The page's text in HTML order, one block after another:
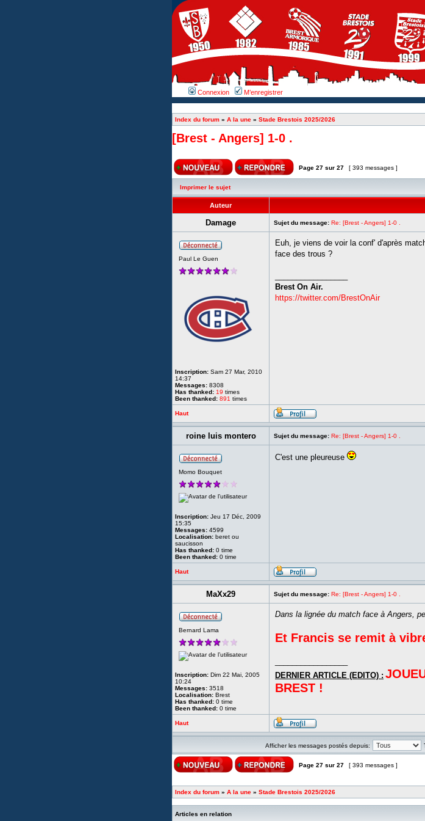
Connexion M’enregistrer
Index du forum » A la une » Stade Brestois 2025/2026
[Brest - Angers] 1-0 .
Page 27 sur 27 [ 393 messages ]
Imprimer le sujet
Auteur
Damage Sujet du message: Re: [Brest - Angers] 1-0 .
Paul Le Guen
Inscription: Sam 27 Mar, 2010
14:37
Messages: 8308
Has thanked: 19 times
Been thanked: 891 times
Euh, je viens de voir la conf' d'après
face des trous ?
Brest On Air.
https://twitter.com/BrestOnAir
Haut
roine luis montero Sujet du message: Re: [Brest - Angers] 1-0 .
Momo Bouquet
Inscription: Jeu 17 Déc, 2009
15:35
Messages: 4599
Localisation: beret ou
saucisson
Has thanked: 0 time
Been thanked: 0 time
C'est une pleureuse
Haut
MaXx29 Sujet du message: Re: [Brest - Angers] 1-0 .
Bernard Lama
Inscription: Dim 22 Mai, 2005
10:24
Messages: 3518
Localisation: Brest
Has thanked: 0 time
Been thanked: 0 time
Dans la lignée du match face à Angers,
Et Francis se remit à
DERNIER ARTICLE (EDITO) :
BREST !
Haut
Afficher les messages postés depuis:
Page 27 sur 27 [ 393 messages ]
Index du forum » A la une » Stade Brestois 2025/2026
Articles en relation